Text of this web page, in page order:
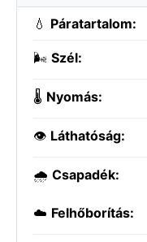
💧 Páratartalom:
🌬️ Szél:
🌡️ Nyomás:
👁️ Láthatóság:
🌧️ Csapadék:
☁️ Felhőborítás: